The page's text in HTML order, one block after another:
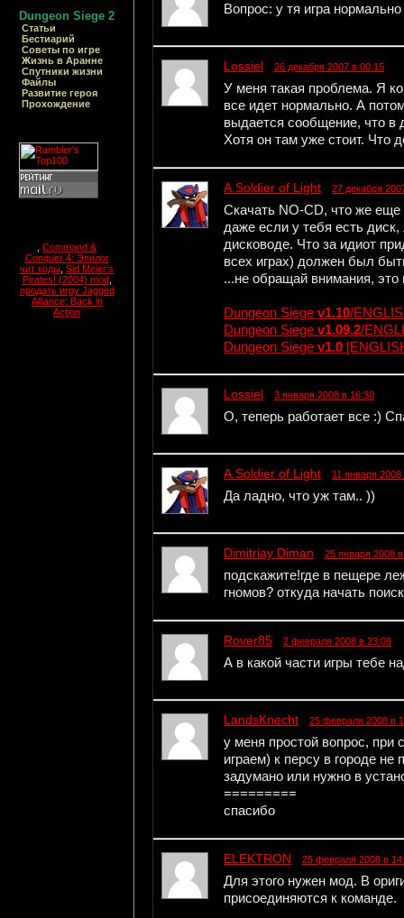
Dungeon Siege 2
Статьи
Бестиарий
Cоветы по игре
Жизнь в Аранне
Спутники жизни
Файлы
Развитие героя
Прохождение
Command &
Conquer 4: Эпилог
чит коды Sid Meier's
Pirates! (2004) mod,
продать игру Jagged
Alliance: Back in
Action
Вопрос: у тя игра
Lossiel 26 декабря 2007 в 00:15
У меня такая проблема. Я
все идет нормально. А
выдается сообщение, что в
Хотя он там уже стоит. Что
A.Soldier of Light 27 декабря
Скачать NO-CD, что же
даже если у тебя есть
дисководе. Что за идиот
всех играх) должен был
...не обращай внимания,
Dungeon Siege v1.10/
Dungeon Siege v1.09.2/
Dungeon Siege v1.0
Lossiel 3 января 2008 в 16:30
О, теперь работает все :)
A.Soldier of Light 11 января
Да ладно, что уж там.. ))
Dimitriay Diman 25 января 2008
подскажите!где в пещере
гномов? откуда начать
Rover85 2 февраля 2008 в 23:09
А в какой части игры тебе
LandsKnecht 25 февраля 2008 в
у меня простой вопрос, при
играем) к персу в городе не
задумано или нужно в
=========
спасибо
ELEKTRON 25 февраля 2008 в
Для этого нужен мод. В
присоединяются к команде.